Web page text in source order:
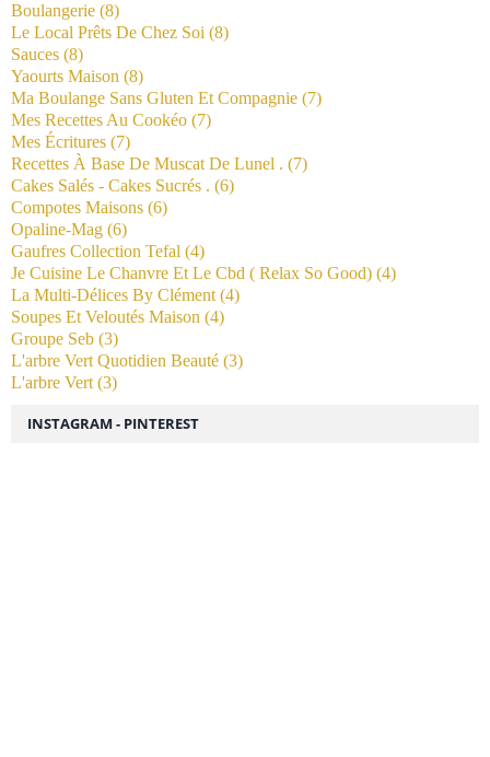
Boulangerie (8)
Le Local Prêts De Chez Soi (8)
Sauces (8)
Yaourts Maison (8)
Ma Boulange Sans Gluten Et Compagnie (7)
Mes Recettes Au Cookéo (7)
Mes Écritures (7)
Recettes À Base De Muscat De Lunel . (7)
Cakes Salés - Cakes Sucrés . (6)
Compotes Maisons (6)
Opaline-Mag (6)
Gaufres Collection Tefal (4)
Je Cuisine Le Chanvre Et Le Cbd ( Relax So Good) (4)
La Multi-Délices By Clément (4)
Soupes Et Veloutés Maison (4)
Groupe Seb (3)
L'arbre Vert Quotidien Beauté (3)
L'arbre Vert (3)
INSTAGRAM - PINTEREST